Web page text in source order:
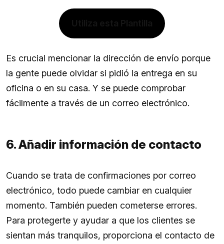
Es crucial mencionar la dirección de envío porque
la gente puede olvidar si pidió la entrega en su
oficina o en su casa. Y se puede comprobar
fácilmente a través de un correo electrónico.
6. Añadir información de contacto
Cuando se trata de confirmaciones por correo
electrónico, todo puede cambiar en cualquier
momento. También pueden cometerse errores.
Para protegerte y ayudar a que los clientes se
sientan más tranquilos, proporciona el contacto de